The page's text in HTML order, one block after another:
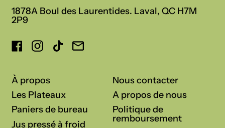
1878A Boul des Laurentides. Laval, QC H7M
2P9
Facebook
Instagram
TikTokCourriel
:
À propos
Les Plateaux
Paniers de bureau
Jus pressé à froid
Nous contacter
A propos de nous
Politique de
remboursement